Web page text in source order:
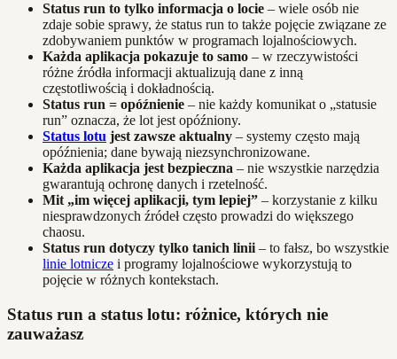
Status run to tylko informacja o locie – wiele osób nie
zdaje sobie sprawy, że status run to także pojęcie związane ze
zdobywaniem punktów w programach lojalnościowych.
Każda aplikacja pokazuje to samo – w rzeczywistości
różne źródła informacji aktualizują dane z inną
częstotliwością i dokładnością.
Status run = opóźnienie – nie każdy komunikat o „statusie
run” oznacza, że lot jest opóźniony.
Status lotu jest zawsze aktualny – systemy często mają
opóźnienia; dane bywają niezsynchronizowane.
Każda aplikacja jest bezpieczna – nie wszystkie narzędzia
gwarantują ochronę danych i rzetelność.
Mit „im więcej aplikacji, tym lepiej” – korzystanie z kilku
niesprawdzonych źródeł często prowadzi do większego
chaosu.
Status run dotyczy tylko tanich linii – to fałsz, bo wszystkie
linie lotnicze i programy lojalnościowe wykorzystują to
pojęcie w różnych kontekstach.
Status run a status lotu: różnice, których nie
zauważasz